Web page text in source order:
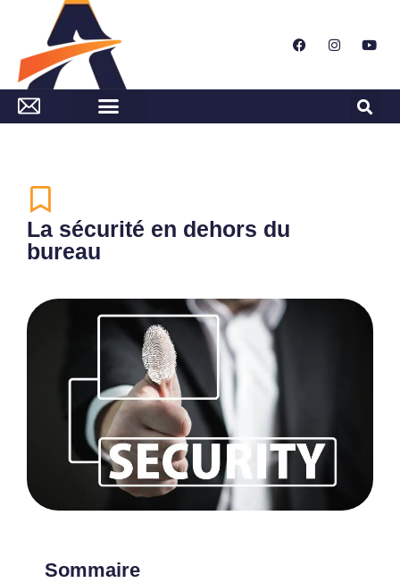
La sécurité en dehors du
bureau
Sommaire